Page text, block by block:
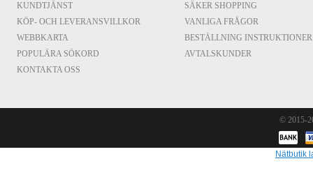
KUNDTJÄNST
KÖP- OCH LEVERANSVILLKOR
WEBBKARTA
POPULÄRA SÖKORD
KONTAKTA OSS
SÄKER SHOPPING
VANLIGA FRÅGOR
BESTÄLLNING INSTRUKTIONER
AVTALSKUNDER
© 2015-
Nätbutik